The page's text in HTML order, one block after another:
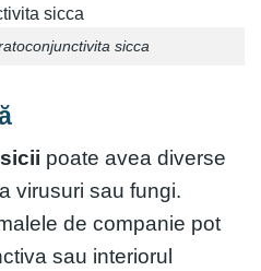
sicca
poate avea diverse
virusuri sau fungi.
de companie pot
sau interiorul